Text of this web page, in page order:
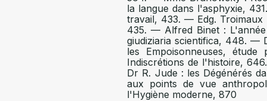
la langue dans l'asphyxie,
travail, 433. — Edg. Troimaux
435. — Alfred Binet :
giudiziaria scientifica, 448. —
les Empoisonneuses,
Indiscrétions de l'histoire,
Dr R. Jude : les Dégénérés
aux points de vue
l'Hygiène moderne, 870